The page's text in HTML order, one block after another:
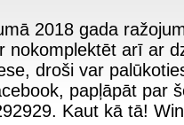
2018 gada
nokomplektēt arī ar
droši var
papļāpāt par
Kaut kā tā!